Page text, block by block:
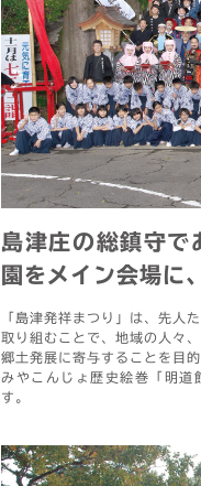
島津庄の総鎮守で
園をメイン会場に
「島津発祥まつり」は、先人
取り組むことで、地域の人々
郷土発展に寄与することを目
みやこんじょ歴史絵巻「明道
す。